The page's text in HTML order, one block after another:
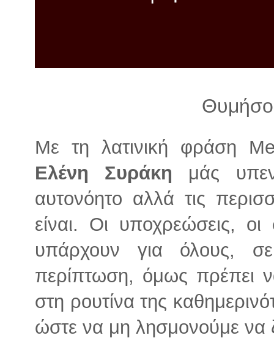
Με τη λατινική φράση
Ελένη Συράκη μάς
αυτονόητο αλλά τις
είναι. Οι υποχρεώσεις, οι
υπάρχουν για όλους,
περίπτωση, όμως πρέπει
στη ρουτίνα της
ώστε να μη λησμονούμε να